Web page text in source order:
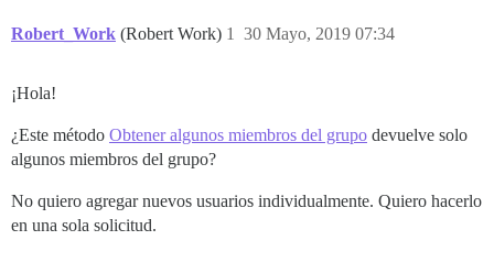
Robert_Work (Robert Work) 30 Mayo, 2019 07:34
1
¡Hola!
¿Este método Obtener algunos miembros del grupo devuelve solo
algunos miembros del grupo?
No quiero agregar nuevos usuarios individualmente. Quiero hacerlo
en una sola solicitud.